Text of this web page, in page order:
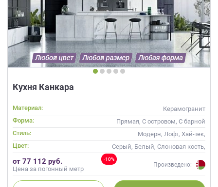
Кухня Канкара
Материал:
Керамогранит
Форма:
Прямая, С островом, С барной
стойкой
Стиль:
Модерн, Лофт, Хай-тек,
Современные
Цвет:
Серый, Белый, Слоновая кость,
Кремовый
-10%
от 77 112 руб.
Цена за погонный метр
Произведено: